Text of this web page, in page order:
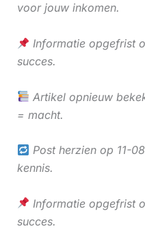
voor jouw inkomen.
Informatie opgefrist
succes.
Artikel opnieuw
= macht.
Post herzien op 11-
kennis.
Informatie opgefrist
succes.